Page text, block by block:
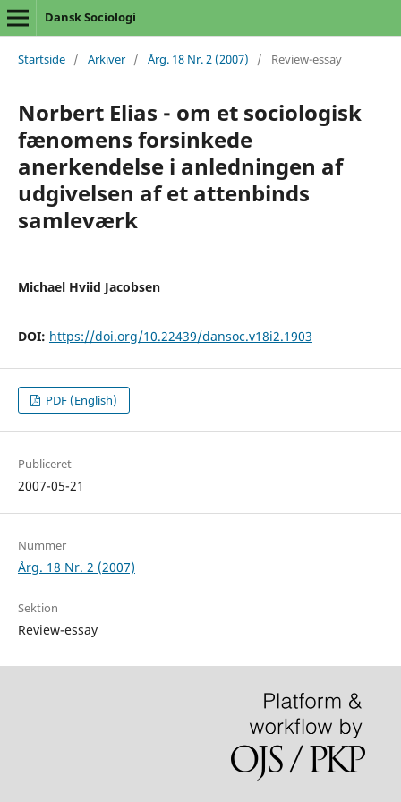
Dansk Sociologi
Startside / Arkiver / Årg. 18 Nr. 2 (2007) / Review-essay
Norbert Elias - om et sociologisk
fænomens forsinkede
anerkendelse i anledningen af
udgivelsen af et attenbinds
samleværk
Michael Hviid Jacobsen
DOI: https://doi.org/10.22439/dansoc.v18i2.1903
PDF (English)
Publiceret
2007-05-21
Nummer
Årg. 18 Nr. 2 (2007)
Sektion
Review-essay